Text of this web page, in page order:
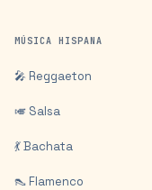
MÚSICA HISPANA
🎤 Reggaeton
🎺 Salsa
💃 Bachata
👠 Flamenco